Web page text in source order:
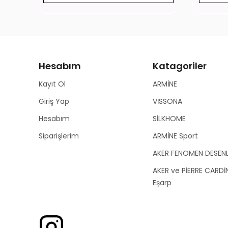
Hesabım
Kayıt Ol
Giriş Yap
Hesabım
Siparişlerim
Katagoriler
ARMİNE
VİSSONA
SİLKHOME
ARMİNE Sport
AKER FENOMEN
AKER ve PİERRE
Eşarp